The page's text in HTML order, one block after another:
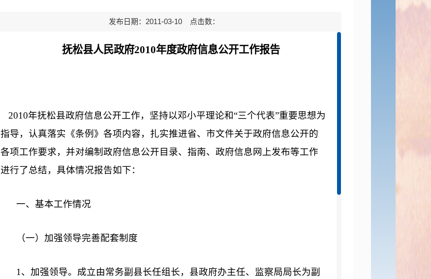
发布日期：2011-03-10 点击数：
抚松县人民政府2010年度政府信息公开工作报告
2010年抚松县政府信息公开工作，坚持以邓小平理论和“三个代表”重要思想为
指导，认真落实《条例》各项内容，扎实推进省、市文件关于政府信息公开的
各项工作要求，并对编制政府信息公开目录、指南、政府信息网上发布等工作
进行了总结， 具体情况报告如下：
一、基本工作情况
（一）加强领导完善配套制度
1、加强领导。成立由常务副县长任组长，县政府办主任、监察局局长为副